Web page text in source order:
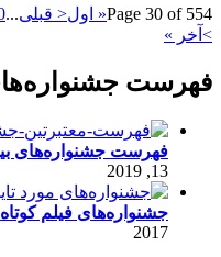
Page 30 of 554« اول< قبلی...
> آخر »
فهرست
فهرست جشنواره‌های
13, 2019
جشنواره‌های فیلم کوتاه
2017